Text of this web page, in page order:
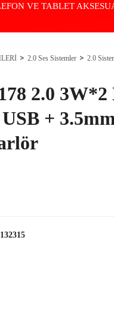
VE TABLET
2.0 Ses Sistemler 2.0
2.0 3W*2
+